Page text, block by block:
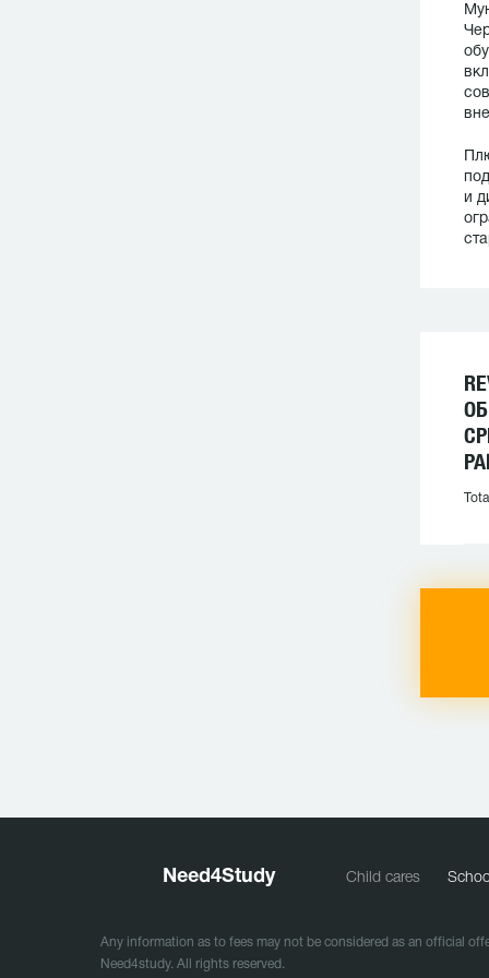
и
Need4Study Child cares
Any information as to fees may not be considered as an official
Need4study. All rights reserved.